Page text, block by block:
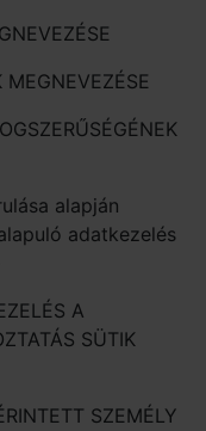
MEGNEVEZÉSE
alapján
adatkezelés
A
SÜTIK
SZEMÉLY